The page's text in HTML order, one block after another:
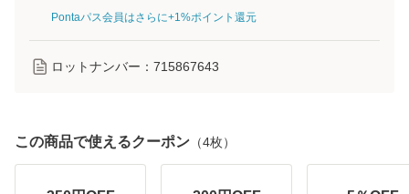
Pontaパス会員はさらに+1%ポイント還元
ロットナンバー： 715867643
この商品で使えるクーポン （4枚）